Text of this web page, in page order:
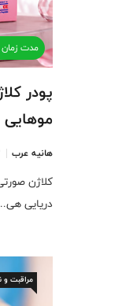
مدت زمان
پودر
موهایی
هانیه عرب
کلاژن
دریایی
مراقبت و